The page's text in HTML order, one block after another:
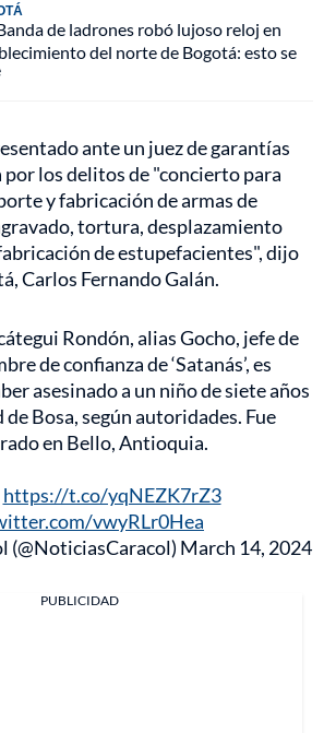
de ladrones robó lujoso reloj en
del norte de Bogotá: esto se
ante un juez de garantías
por los delitos de "concierto para
y fabricación de armas de
tortura, desplazamiento
de estupefacientes", dijo
Carlos Fernando Galán.
Rondón, alias Gocho, jefe de
de confianza de ‘Satanás’, es
asesinado a un niño de siete años
Bosa, según autoridades. Fue
en Bello, Antioquia.
https://t.co/yqNEZK7rZ3
vwyRLr0Hea
(@NoticiasCaracol) March 14, 2024
PUBLICIDAD